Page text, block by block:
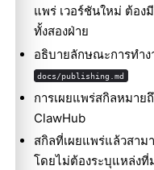
แพร่ เวอร์ชันใหม่ ต้อง
ทั้งสองฝ่าย
อธิบายลักษณะการทำง
docs/publishing.md
การเผยแพร่สกิลหมาย
ClawHub
สกิลที่เผยแพร่แล้วสา
โดยไม่ต้องระบุแหล่งที่